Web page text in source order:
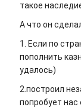
такое
А что он
1. Если по
пополнить
удалось)
2.построил
попробует